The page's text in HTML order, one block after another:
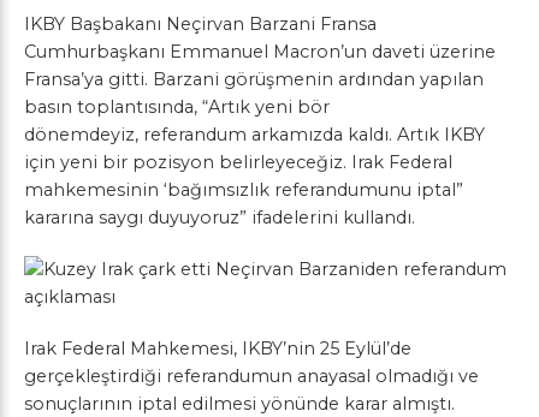
IKBY Başbakanı Neçirvan Barzani Fransa
Cumhurbaşkanı Emmanuel Macron’un daveti üzerine
Fransa’ya gitti. Barzani görüşmenin ardından yapılan
basın toplantısında, “Artık yeni bör
dönemdeyiz, referandum arkamızda kaldı. Artık IKBY
için yeni bir pozisyon belirleyeceğiz. Irak Federal
mahkemesinin ‘bağımsızlık referandumunu iptal”
kararına saygı duyuyoruz” ifadelerini kullandı.
Irak Federal Mahkemesi, IKBY’nin 25 Eylül’de
gerçekleştirdiği referandumun anayasal olmadığı ve
sonuçlarının iptal edilmesi yönünde karar almıştı.